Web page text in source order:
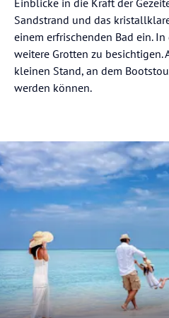
Sandstrand und das
einem erfrischenden Bad ein.
weitere Grotten zu besichtigen.
kleinen Stand, an dem
werden können.